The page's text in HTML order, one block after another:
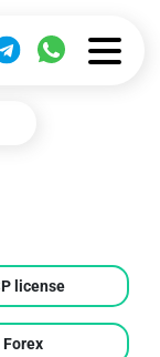
license
Forex